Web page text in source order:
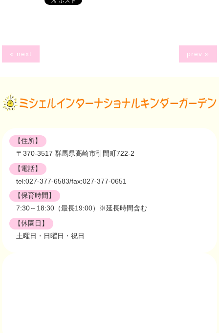
« next prev »
【住所】
〒370-3517 群馬県高崎市引間町722-2
【電話】
tel:027-377-6583/fax:027-377-0651
【保育時間】
7:30～18:30（最長19:00）※延長時間含む
【休園日】
土曜日・日曜日・祝日